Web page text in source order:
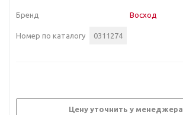
Бренд Восход
Номер по каталогу 0311274
Цену уточнить у менеджера